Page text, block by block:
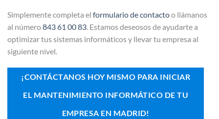
Simplemente completa el formulario de contactoo llámanos
al número843 61 00 83. Estamos deseosos de ayudarte a
optimizar tus sistemas informáticos y llevar tu empresa al
siguiente nivel.
¡CONTÁCTANOS HOY MISMO PARA INICIAR
EL MANTENIMIENTO INFORMÁTICO DE TU
EMPRESA EN MADRID!